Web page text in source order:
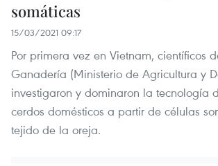
somáticas
15/03/2021 09:17
Por primera vez en Vietnam, científicos
Ganadería (Ministerio de Agricultura y
investigaron y dominaron la tecnología
cerdos domésticos a partir de células
tejido de la oreja.